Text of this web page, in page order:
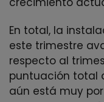
En total, la
este trimestre
respecto al
puntuación total
aún está muy